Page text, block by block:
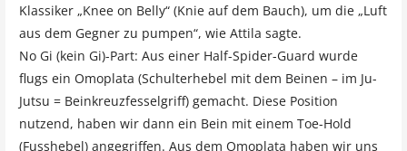
Klassiker „Knee on Belly“ (Knie auf dem Bauch), um die „Luft
aus dem Gegner zu pumpen“, wie Attila sagte.
No Gi (kein Gi)-Part: Aus einer Half-Spider-Guard wurde
flugs ein Omoplata (Schulterhebel mit dem Beinen – im Ju-
Jutsu = Beinkreuzfesselgriff) gemacht. Diese Position
nutzend, haben wir dann ein Bein mit einem Toe-Hold
(Fusshebel) angegriffen. Aus dem Omoplata haben wir uns